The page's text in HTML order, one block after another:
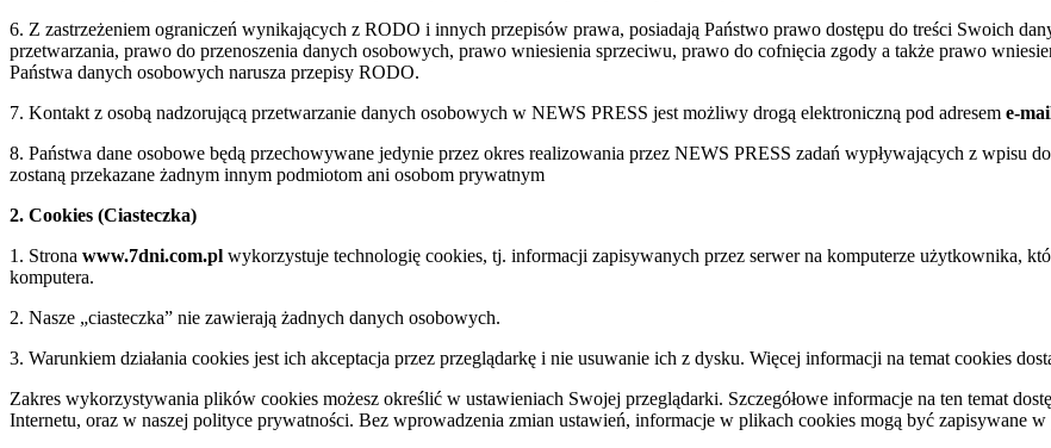
6. Z zastrzeżeniem ograniczeń wynikających z RODO i innych przepisów prawa, posiadają Państwo prawo dostępu do treści Swoich
przetwarzania, prawo do przenoszenia danych osobowych, prawo wniesienia sprzeciwu, prawo do cofnięcia zgody a także prawo
Państwa danych osobowych narusza przepisy RODO.
7. Kontakt z osobą nadzorującą przetwarzanie danych osobowych w NEWS PRESS jest możliwy drogą elektroniczną pod adresem e-
8. Państwa dane osobowe będą przechowywane jedynie przez okres realizowania przez NEWS PRESS zadań wypływających z wpisu
zostaną przekazane żadnym innym podmiotom ani osobom prywatnym
2. Cookies (Ciasteczka)
1. Strona www.7dni.com.pl wykorzystuje technologię cookies, tj. informacji zapisywanych przez serwer na komputerze użytkownika,
komputera.
2. Nasze „ciasteczka” nie zawierają żadnych danych osobowych.
3. Warunkiem działania cookies jest ich akceptacja przez przeglądarkę i nie usuwanie ich z dysku. Więcej informacji na temat cookies
Zakres wykorzystywania plików cookies możesz określić w ustawieniach Swojej przeglądarki. Szczegółowe informacje na ten temat
Internetu, oraz w naszej polityce prywatności. Bez wprowadzenia zmian ustawień, informacje w plikach cookies mogą być zapisywane